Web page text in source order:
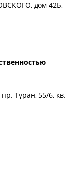
дом 42Б,
Тұран, 55/6, кв.